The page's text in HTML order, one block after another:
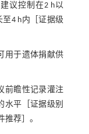
议控制在2 h以
4 h内［证据级
用于遗体捐献供
前瞻性记录灌注
水平［证据级别
荐］。